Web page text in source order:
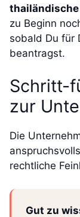
zu Beginn
sobald Du für
beantragst.
Schritt-
zur
Die
rechtliche
Gut zu